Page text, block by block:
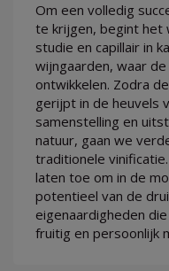
Om een volledig
te krijgen, begint het
studie en capillair in
wijngaarden, waar
ontwikkelen. Zodra
gerijpt in de heuvels
samenstelling en
natuur, gaan we
traditionele
laten toe om in de
potentieel van de
eigenaardigheden
fruitig en persoonlijk